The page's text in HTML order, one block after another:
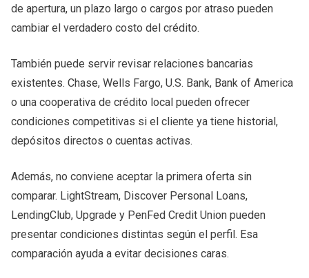
de apertura, un plazo largo o cargos por atraso pueden
cambiar el verdadero costo del crédito.
También puede servir revisar relaciones bancarias
existentes. Chase, Wells Fargo, U.S. Bank, Bank of America
o una cooperativa de crédito local pueden ofrecer
condiciones competitivas si el cliente ya tiene historial,
depósitos directos o cuentas activas.
Además, no conviene aceptar la primera oferta sin
comparar. LightStream, Discover Personal Loans,
LendingClub, Upgrade y PenFed Credit Union pueden
presentar condiciones distintas según el perfil. Esa
comparación ayuda a evitar decisiones caras.